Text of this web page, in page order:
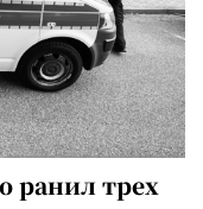
ранил трех